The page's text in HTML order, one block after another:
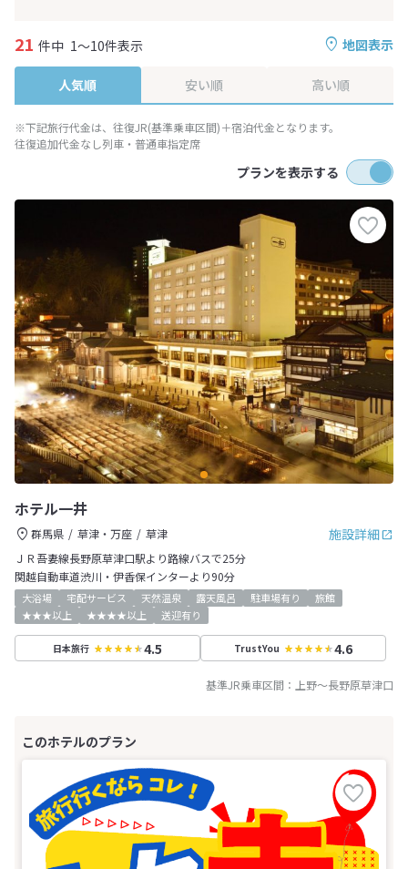
地図表示
21 件中 1～10件表示
人気順 安い順 高い順
※下記旅行代金は、往復JR(基準乗車区間)＋宿泊代金となります。
往復追加代金なし列車・普通車指定席
プランを表示する
ホテル一井
施設詳細
群馬県 草津・万座
草津
ＪＲ吾妻線長野原草津口駅より路線バスで25分
関越自動車道渋川・伊香保インターより90分
大浴場 宅配サービス 天然温泉 露天風呂 駐車場有り
旅館
★★★以上
★★★★以上 送迎有り
日本旅行 4.5 TrustYou 4.6
基準JR乗車区間： 上野～長野原草津口